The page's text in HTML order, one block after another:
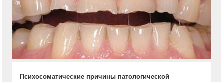
Психосоматические причины патологической